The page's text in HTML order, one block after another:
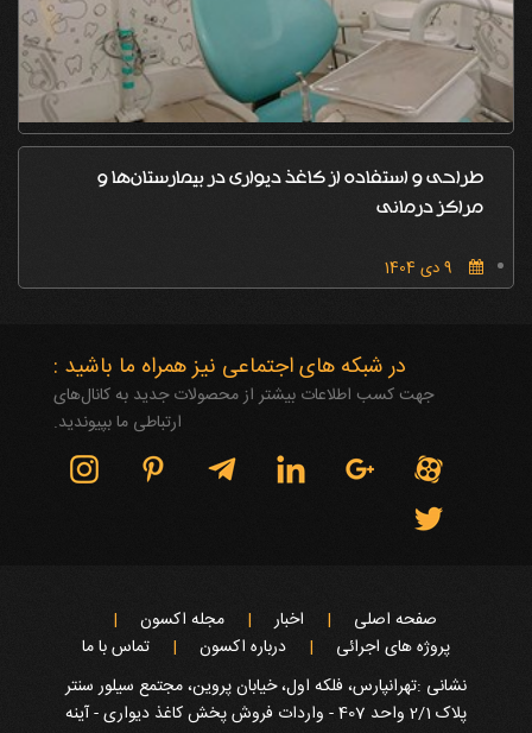
طراحی و استفاده از کاغذ دیواری در بیمارستان‌ها و
مراکز درمانی
در شبکه های اجتماعی نیز همراه ما باشید :
جهت کسب اطلاعات بیشتر از محصولات جدید به کانال‌های
ارتباطی ما بپیوندید.
صفحه اصلی اخبار
مجله اکسون
پروژه های اجرائی
درباره اکسون
تماس با ما
نشانی :تهرانپارس، فلکه اول، خیابان پروین، مجتمع سیلور سنتر
پلاک 2/1 واحد 407 - واردات فروش پخش کاغذ دیواری - آینه